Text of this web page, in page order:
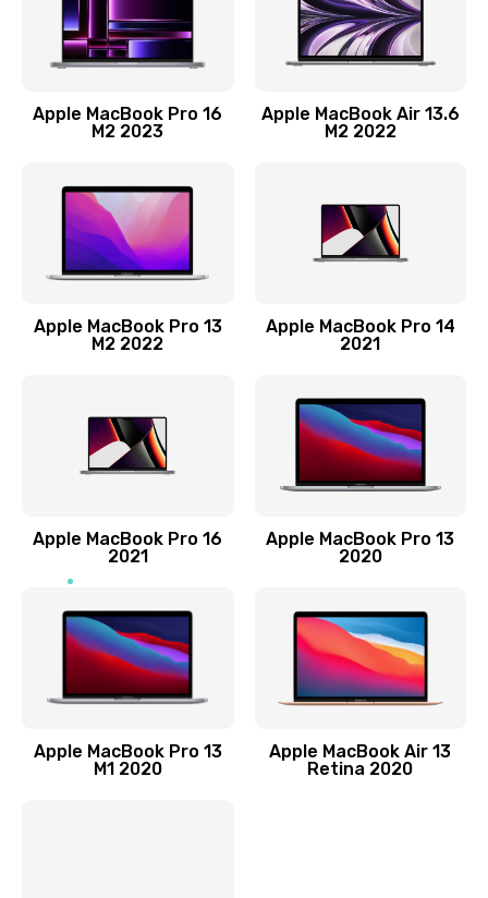
Ремонт материнской платы
2500 руб.
Замена блока питания
2900 руб.
Ремонт блока управления
Замена лампы подсветки
Прошивка блока управления
1000 руб.
Apple MacBook Pro 16
M2 2023
Apple MacBook Air 13.6
M2 2022
Apple MacBook Pro 13
M2 2022
Apple MacBook Pro 14
2021
Apple MacBook Pro 16
2021
Apple MacBook Pro 13
2020
Apple MacBook Pro 13
M1 2020
Apple MacBook Air 13
Retina 2020